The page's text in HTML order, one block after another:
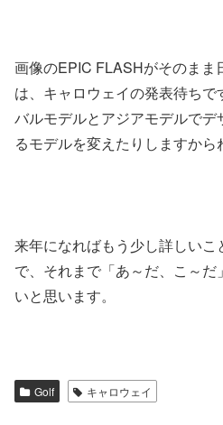
画像のEPIC FLASHがそのまま
は、キャロウェイの発表待ち
バルモデルとアジアモデルで
るモデルを変えたりしますから
来年になればもう少し詳しい
で、それまで「あ～だ、こ～
いと思います。
Golf キャロウェイ